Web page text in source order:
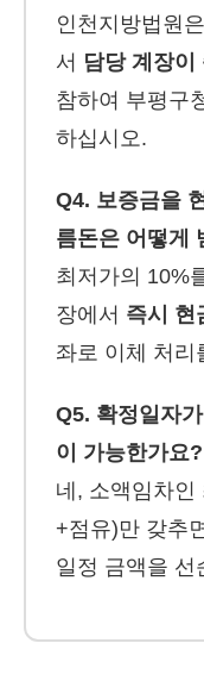
인천지방법원
서 담당 계장이
참하여 부평구
하십시오.
Q4. 보증금을
름돈은 어떻게
최저가의 10%
장에서 즉시 현
좌로 이체 처리
Q5. 확정일자
이 가능한가요?
네, 소액임차인
+점유)만 갖추
일정 금액을 선